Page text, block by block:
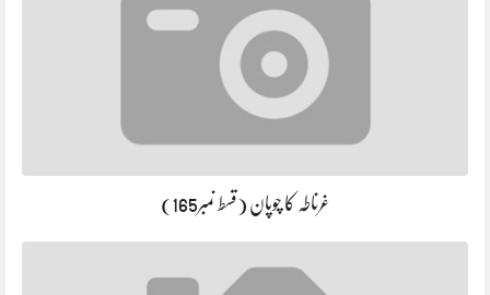
غرناطہ کا چوپان (قسط نمبر165)